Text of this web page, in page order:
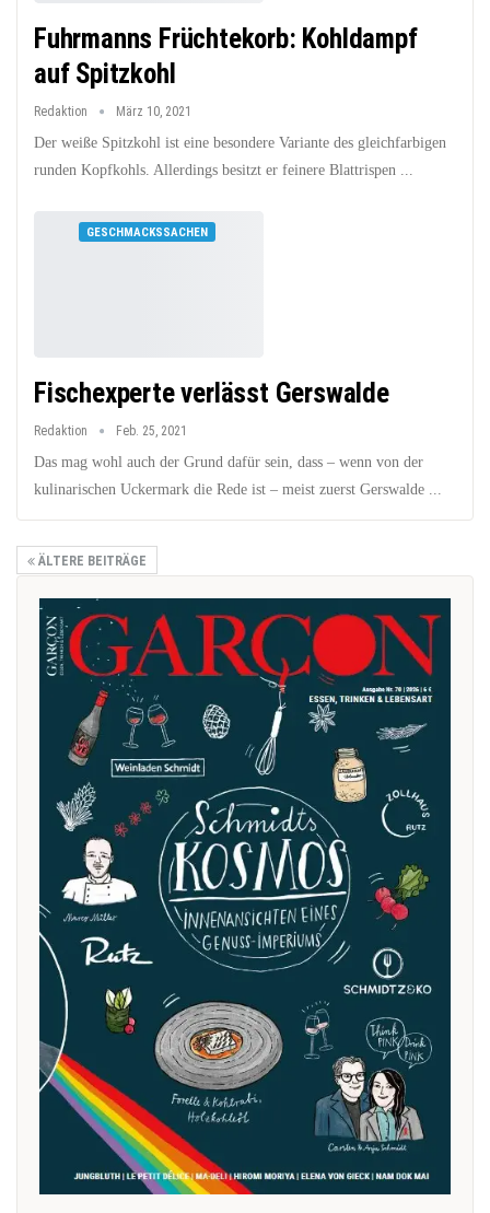
Fuhrmanns Früchtekorb: Kohldampf
auf Spitzkohl
Redaktion März 10, 2021
Der weiße Spitzkohl ist eine besondere Variante des gleichfarbigen
runden Kopfkohls. Allerdings besitzt er feinere Blattrispen ...
GESCHMACKSSACHEN
Fischexperte verlässt Gerswalde
Redaktion Feb. 25, 2021
Das mag wohl auch der Grund dafür sein, dass – wenn von der
kulinarischen Uckermark die Rede ist – meist zuerst Gerswalde ...
ÄLTERE BEITRÄGE